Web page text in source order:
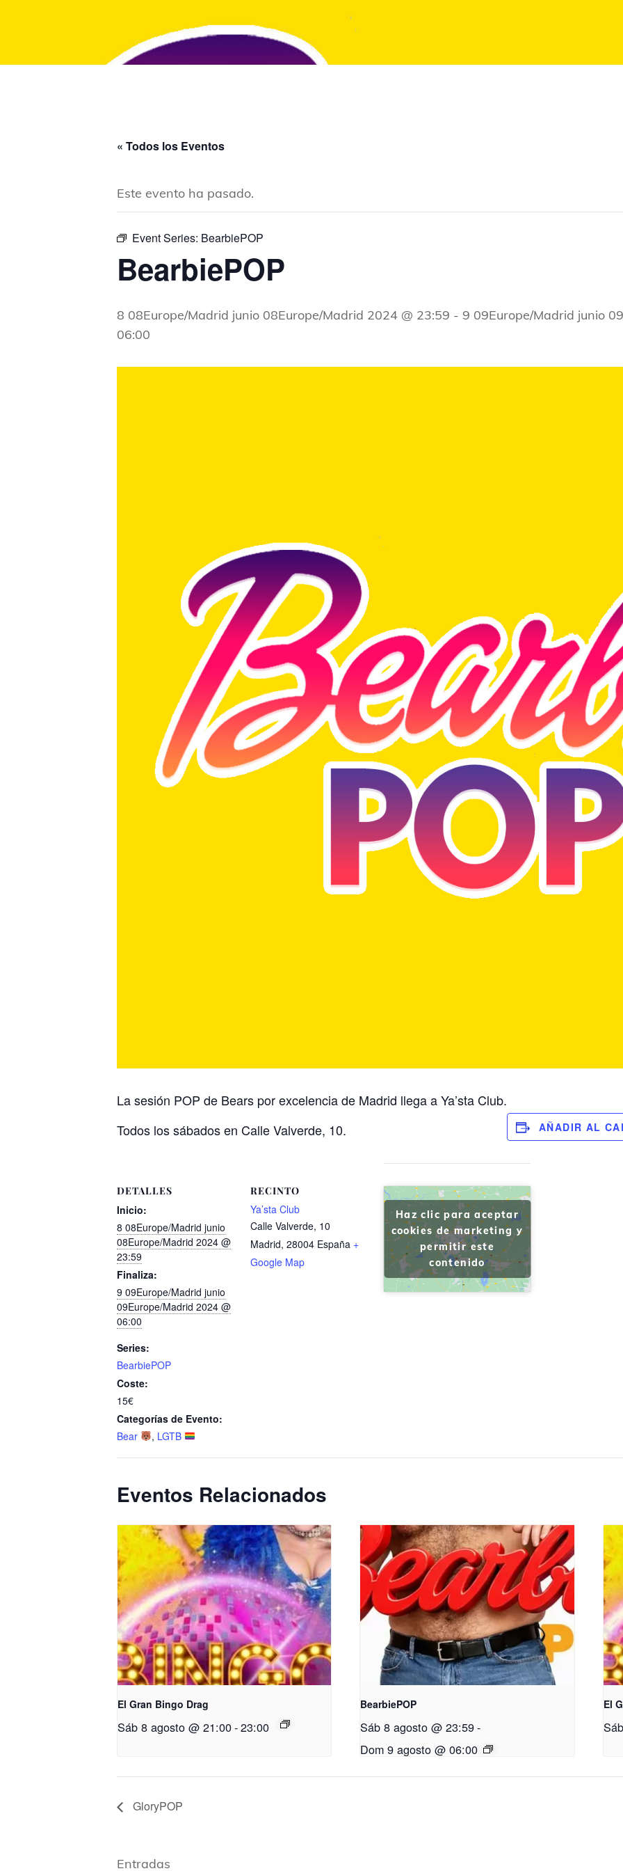
« Todos los Eventos
Este evento ha pasado.
Event Series: BearbiePOP
BearbiePOP
8 08Europe/Madrid junio 08Europe/Madrid 2024 @ 23:59 - 9 09Europe/Madrid junio
06:00
La sesión POP de Bears por excelencia de Madrid llega a Ya’sta Club.
Todos los sábados en Calle Valverde, 10.
AÑADIR AL
DETALLES
Inicio:
8 08Europe/Madrid junio
08Europe/Madrid 2024 @
23:59
Finaliza:
9 09Europe/Madrid junio
09Europe/Madrid 2024 @
06:00
Series:
BearbiePOP
Coste:
15€
Categorías de Evento:
Bear
, LGTB
RECINTO
Ya’sta Club
Calle Valverde, 10
Madrid, 28004 España +
Google Map
Haz clic para aceptar
cookies de marketing y
permitir este
contenido
Eventos Relacionados
El Gran Bingo Drag
Sáb 8 agosto @ 21:00-23:00
BearbiePOP
Sáb 8 agosto @ 23:59-
Dom 9 agosto @ 06:00
El
GloryPOP
Entradas